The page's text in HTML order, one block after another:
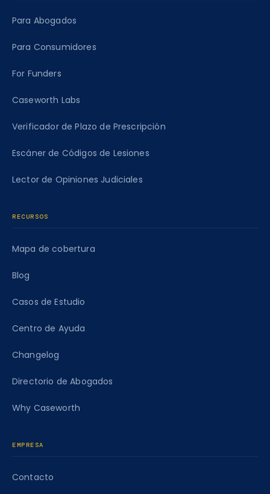
Para Abogados
Para Consumidores
For Funders
Caseworth Labs
Verificador de Plazo de Prescripción
Escáner de Códigos de Lesiones
Lector de Opiniones Judiciales
RECURSOS
Mapa de cobertura
Blog
Casos de Estudio
Centro de Ayuda
Changelog
Directorio de Abogados
Why Caseworth
EMPRESA
Contacto